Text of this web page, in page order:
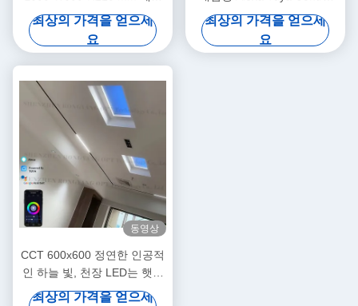
지 절약형 야외 조명에 이상적
최상의 가격을 얻으세
요
CCT 6500K
최상의 가격을 얻으세
요
동영상
CCT 600x600 정연한 인공적
인 하늘 빛, 천장 LED는 햇빛
을 가장합니다
최상의 가격을 얻으세